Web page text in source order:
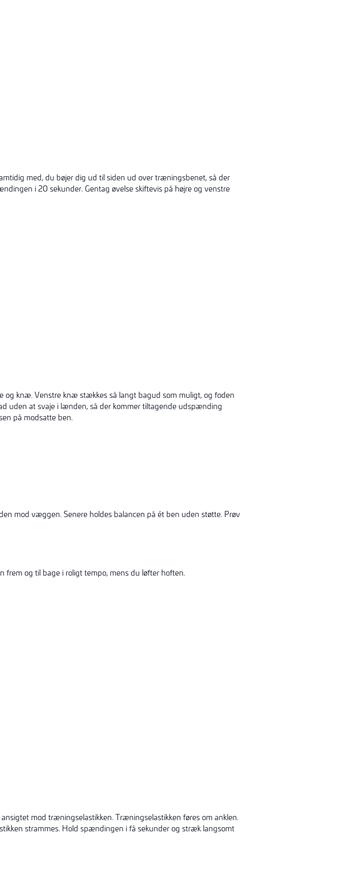
med, du bøjer dig ud til siden ud over træningsbenet, så der
i 20 sekunder. Gentag øvelse skiftevis på højre og venstre
og knæ. Venstre knæ stækkes så langt bagud som muligt, og foden
uden at svaje i lænden, så der kommer tiltagende udspænding
på modsatte ben.
mod væggen. Senere holdes balancen på ét ben uden støtte. Prøv
frem og til bage i roligt tempo, mens du løfter hoften.
mod træningselastikken. Træningselastikken føres om anklen.
strammes. Hold spændingen i få sekunder og stræk langsomt